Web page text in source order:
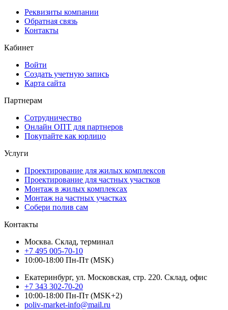
Реквизиты компании
Обратная связь
Контакты
Кабинет
Войти
Создать учетную запись
Карта сайта
Партнерам
Сотрудничество
Онлайн ОПТ для партнеров
Покупайте как юрлицо
Услуги
Проектирование для жилых комплексов
Проектирование для частных участков
Монтаж в жилых комплексах
Монтаж на частных участках
Собери полив сам
Контакты
Москва. Склад, терминал
+7 495 005-70-10
10:00-18:00 Пн-Пт (MSK)
Екатеринбург, ул. Московская, стр. 220. Склад, офис
+7 343 302-70-20
10:00-18:00 Пн-Пт (MSK+2)
poliv-market-info@mail.ru